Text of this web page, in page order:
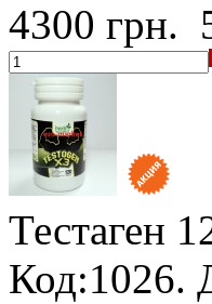
4300 грн.
Тестаген
Код:1026.